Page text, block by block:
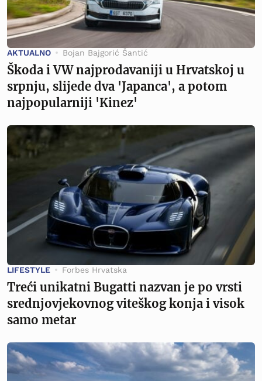
AKTUALNO Bojan Bajgorić Šantić
Škoda i VW najprodavaniji u Hrvatskoj u
srpnju, slijede dva 'Japanca', a potom
najpopularniji 'Kinez'
LIFESTYLE Forbes Hrvatska
Treći unikatni Bugatti nazvan je po vrsti
srednjovjekovnog viteškog konja i visok
samo metar